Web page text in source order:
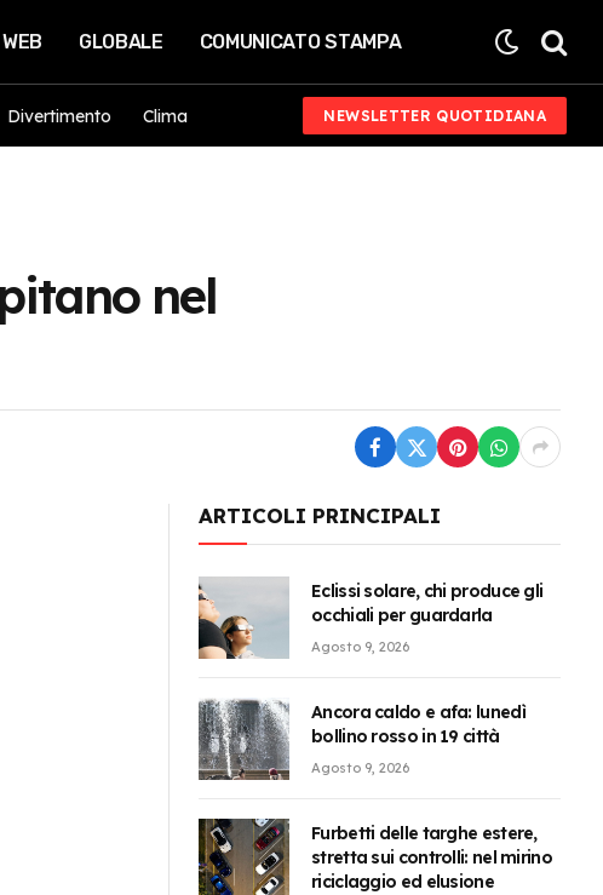
GLOBALE COMUNICATO STAMPA
Divertimento Clima NEWSLETTER QUOTIDIANA
nel
ARTICOLI PRINCIPALI
Eclissi solare, chi produce gli
occhiali per guardarla
Agosto 9, 2026
Ancora caldo e afa: lunedì
bollino rosso in 19 città
Agosto 9, 2026
Furbetti delle targhe estere,
stretta sui controlli: nel mirino
riciclaggio ed elusione